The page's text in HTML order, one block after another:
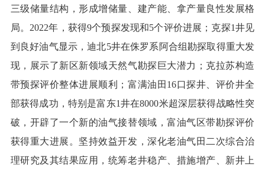
三级储量结构，形成增储量、建产能、拿产量良性发展格
局。2022年，获得9个预探发现和5个评价进展；克探1井见
到良好油气显示，迪北5井在侏罗系阿合组勘探取得重大发
现，展示了新区新领域天然气勘探巨大潜力；克拉苏构造
带预探评价整体进展顺利；富满油田16口探井、评价井全
部获得成功，特别是富东1井在8000米超深层获得战略性突
破，开辟了一个新的油气接替领域，富油气区带勘探评价
获得重大进展。坚持效益开发，深化老油气田二次综合治
理研究及其结果应用，统筹老井稳产、措施增产、新井上